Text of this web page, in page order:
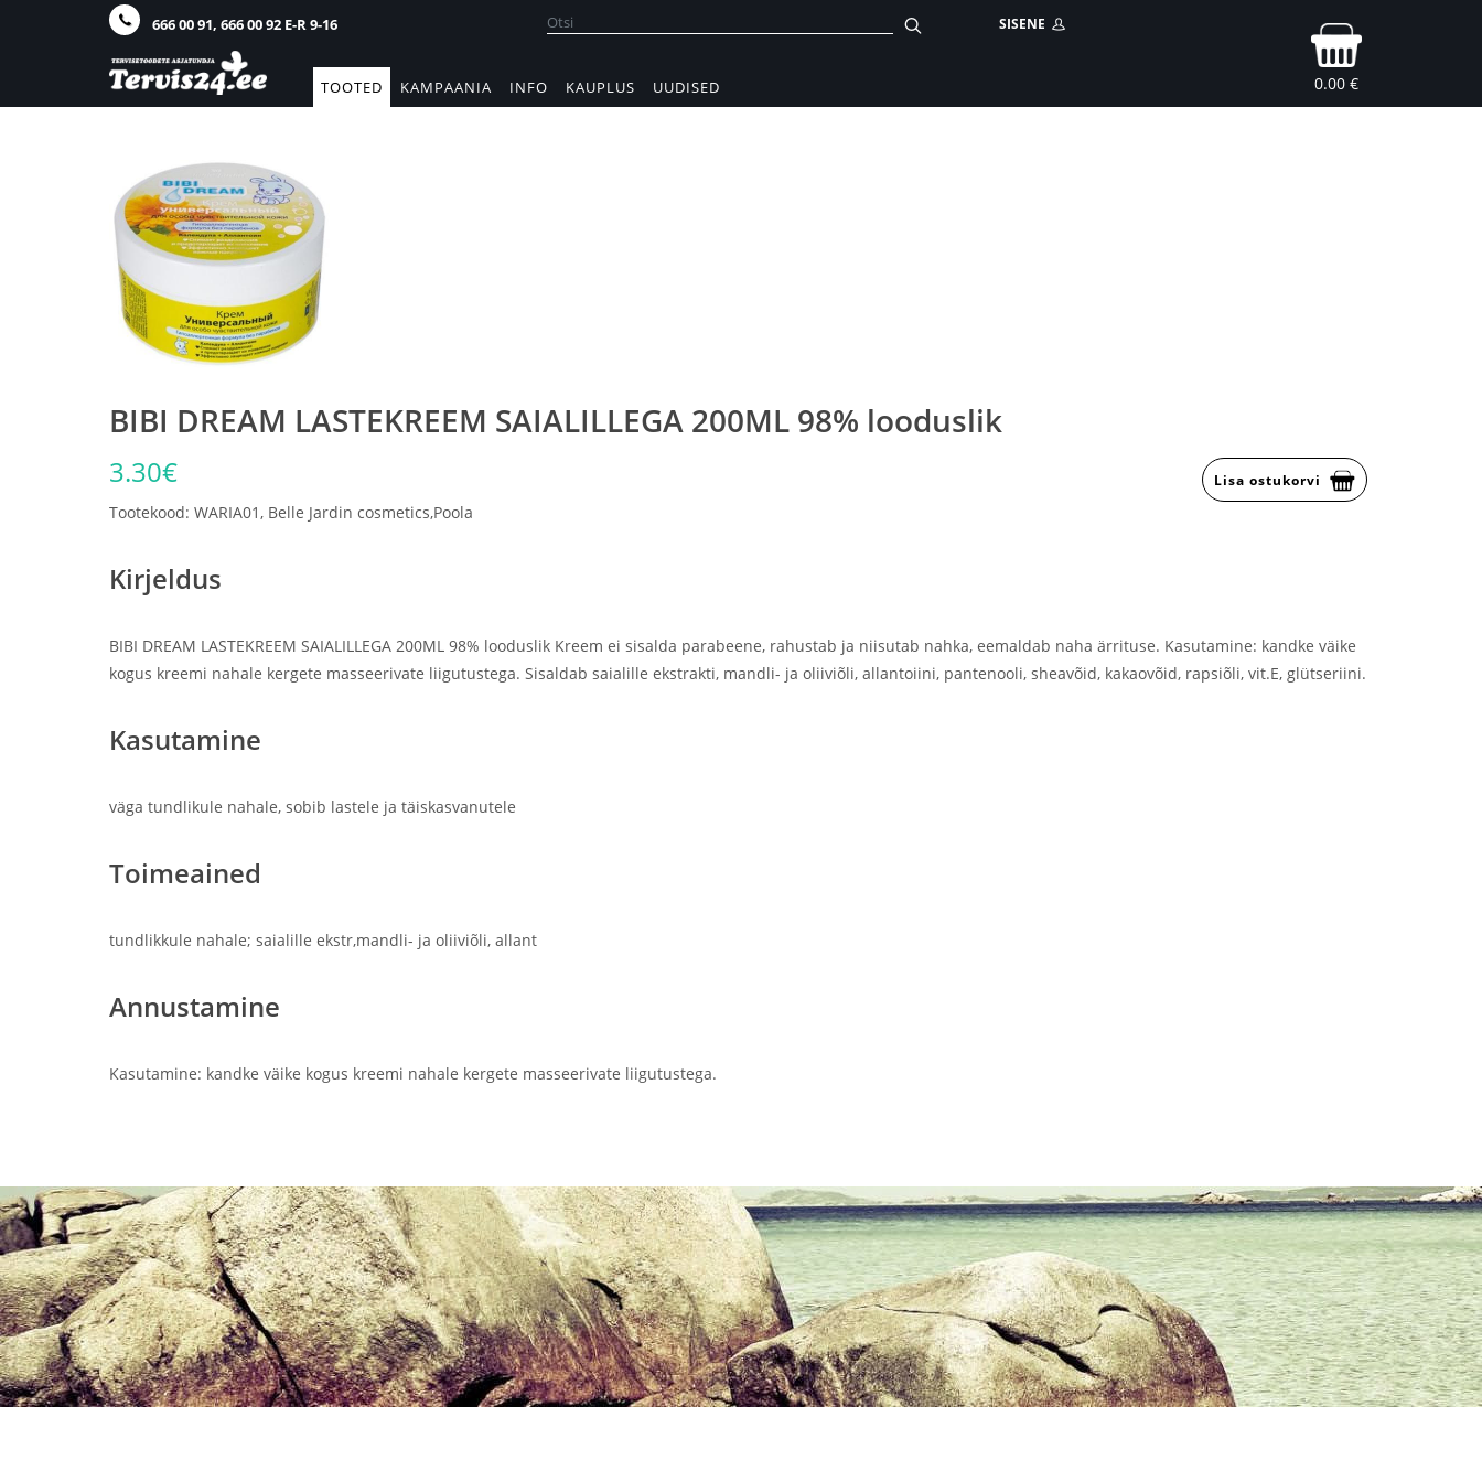
666 00 91, 666 00 92 E-R 9-16 SISENE
TOOTED KAMPAANIA INFO KAUPLUS UUDISED 0.00 €
BIBI DREAM LASTEKREEM SAIALILLEGA 200ML 98% looduslik
3.30€ Lisa ostukorvi
Tootekood: WARIA01, Belle Jardin cosmetics,Poola
Kirjeldus
BIBI DREAM LASTEKREEM SAIALILLEGA 200ML 98% looduslik Kreem ei sisalda parabeene, rahustab ja niisutab nahka, eemaldab naha ärrituse. Kasutamine: kandke väike
kogus kreemi nahale kergete masseerivate liigutustega. Sisaldab saialille ekstrakti, mandli- ja oliiviõli, allantoiini, pantenooli, sheavõid, kakaovõid, rapsiõli, vit.E, glütseriini.
Kasutamine
väga tundlikule nahale, sobib lastele ja täiskasvanutele
Toimeained
tundlikkule nahale; saialille ekstr,mandli- ja oliiviõli, allant
Annustamine
Kasutamine: kandke väike kogus kreemi nahale kergete masseerivate liigutustega.